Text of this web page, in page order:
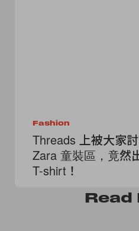
Fashion
Threads 上被大家
Zara 童裝區，竟然
T-shirt！
Read